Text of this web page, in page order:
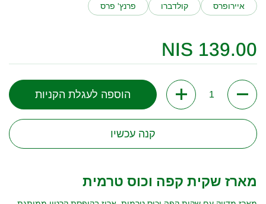
איירופרס
קולדברו פרנץ' פרס
מחיר:
139.00 NIS
כמות
הוספה לעגלת הקניות
קנה עכשיו
מארז שקית קפה וכוס טרמית